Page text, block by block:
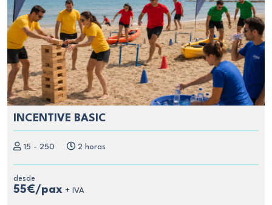
INCENTIVE BASIC
15 - 250 2 horas
desde
55€/pax + IVA